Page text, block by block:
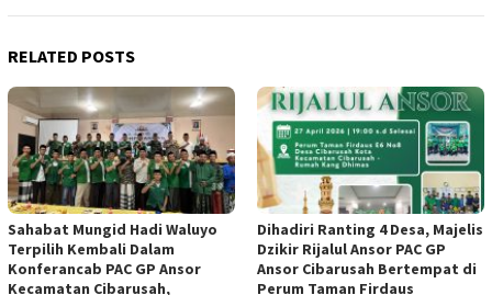
RELATED POSTS
Sahabat Mungid Hadi Waluyo
Terpilih Kembali Dalam
Konferancab PAC GP Ansor
Kecamatan Cibarusah,
Dihadiri Ranting 4 Desa, Majelis
Dzikir Rijalul Ansor PAC GP
Ansor Cibarusah Bertempat di
Perum Taman Firdaus